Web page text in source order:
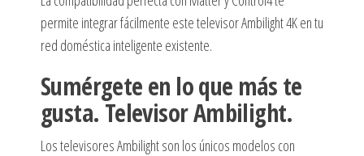
permite integrar fácilmente este televisor Ambilight 4K en tu
red doméstica inteligente existente.
Sumérgete en lo que más te
gusta. Televisor Ambilight.
Los televisores Ambilight son los únicos modelos con